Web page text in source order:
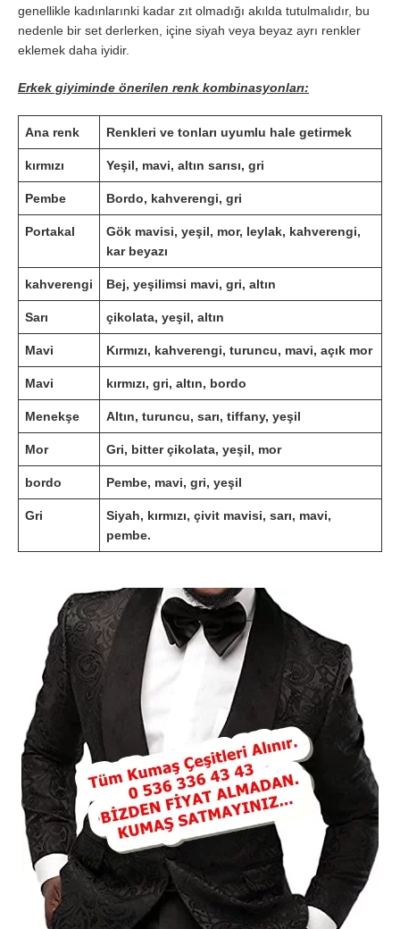
genellikle kadınlarınki kadar zıt olmadığı akılda tutulmalıdır, bu
nedenle bir set derlerken, içine siyah veya beyaz ayrı renkler
eklemek daha iyidir.
Erkek giyiminde önerilen renk kombinasyonları:
Ana renk Renkleri ve tonları uyumlu hale getirmek
kırmızı Yeşil, mavi, altın sarısı, gri
Pembe Bordo, kahverengi, gri
Portakal
Gök mavisi, yeşil, mor, leylak, kahverengi,
kar beyazı
kahverengi Bej, yeşilimsi mavi, gri, altın
Sarı çikolata, yeşil, altın
Mavi Kırmızı, kahverengi, turuncu, mavi, açık mor
Mavi kırmızı, gri, altın, bordo
Menekşe Altın, turuncu, sarı, tiffany, yeşil
Mor Gri, bitter çikolata, yeşil, mor
bordo Pembe, mavi, gri, yeşil
Gri
Siyah, kırmızı, çivit mavisi, sarı, mavi,
pembe.